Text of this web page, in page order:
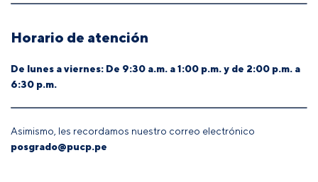
Horario de atención
De lunes a viernes: De 9:30 a.m. a 1:00 p.m. y de 2:00 p.m. a
6:30 p.m.
Asimismo, les recordamos nuestro correo electrónico
posgrado@pucp.pe